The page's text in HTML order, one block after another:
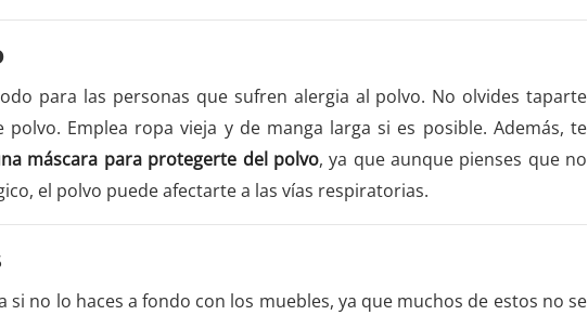
para las personas que sufren alergia al polvo. No olvides taparte
Emplea ropa vieja y de manga larga si es posible. Además, te
máscara para protegerte del polvo, ya que aunque pienses que no
el polvo puede afectarte a las vías respiratorias.
si no lo haces a fondo con los muebles, ya que muchos de estos no se